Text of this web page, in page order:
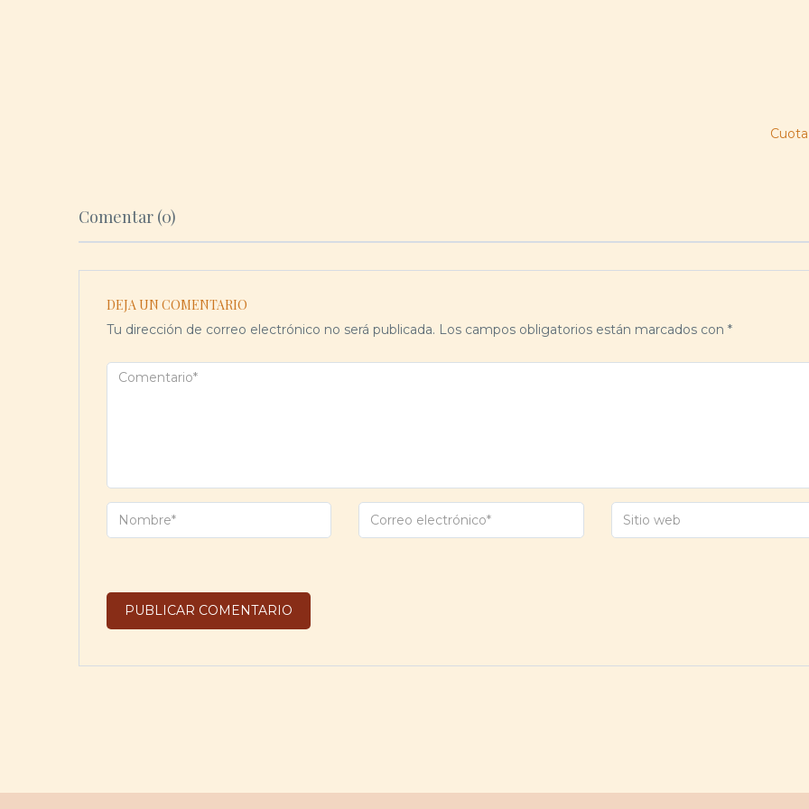
Comentar (0)
DEJA UN COMENTARIO
Tu dirección de correo electrónico no será publicada. Los campos obligatorios están marcados con *